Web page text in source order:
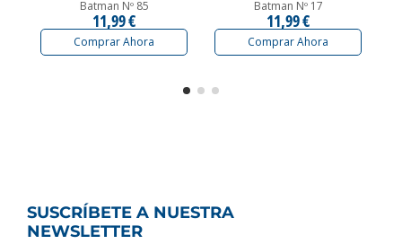
Batman Nº 85
11,99 €
Comprar Ahora
Batman Nº 17
11,99 €
Comprar Ahora
SUSCRÍBETE A NUESTRA
NEWSLETTER